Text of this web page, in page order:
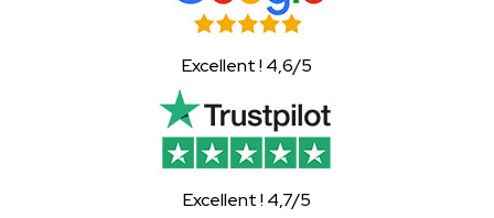
Excellent ! 4,6/5
Excellent ! 4,7/5